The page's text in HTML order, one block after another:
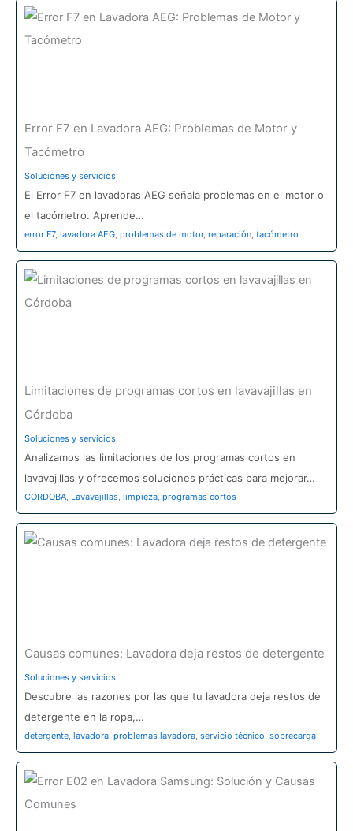
Error F7 en Lavadora AEG: Problemas de Motor y
Tacómetro
Soluciones y servicios
El Error F7 en lavadoras AEG señala problemas en el motor o
el tacómetro. Aprende…
error F7, lavadora AEG problemas de motor, reparación tacómetro
Limitaciones de programas cortos en lavavajillas en
Córdoba
Soluciones y servicios
Analizamos las limitaciones de los programas cortos en
lavavajillas y ofrecemos soluciones prácticas para mejorar…
CORDOBA Lavavajillas limpieza programas cortos
Causas comunes: Lavadora deja restos de detergente
Soluciones y servicios
Descubre las razones por las que tu lavadora deja restos de
detergente en la ropa,…
detergente lavadora problemas lavadora servicio técnico sobrecarga